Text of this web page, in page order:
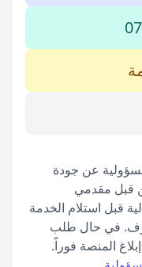
عن جودة
قبل مقدمي
قبل استلام الخدمة
في حال طلب
المنصة فوراً.